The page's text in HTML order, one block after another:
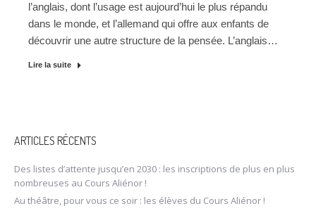
l’anglais, dont l’usage est aujourd’hui le plus répandu
dans le monde, et l’allemand qui offre aux enfants de
découvrir une autre structure de la pensée. L’anglais…
Lire la suite
ARTICLES RÉCENTS
Des listes d’attente jusqu’en 2030 : les inscriptions de plus en plus
nombreuses au Cours Aliénor !
Au théâtre, pour vous ce soir : les élèves du Cours Aliénor !